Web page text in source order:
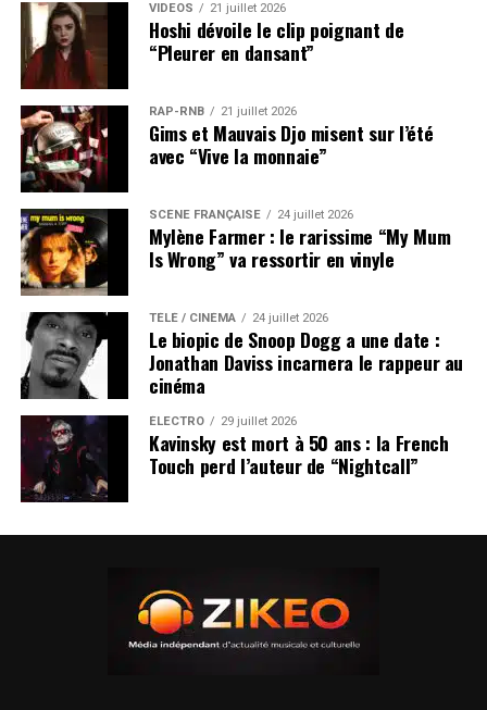
VIDEOS 21 juillet 2026
Hoshi dévoile le clip poignant de
“Pleurer en dansant”
RAP-RNB 21 juillet 2026
Gims et Mauvais Djo misent sur l’été
avec “Vive la monnaie”
SCÈNE FRANÇAISE 24 juillet 2026
Mylène Farmer : le rarissime “My Mum
Is Wrong” va ressortir en vinyle
TÉLÉ / CINÉMA 24 juillet 2026
Le biopic de Snoop Dogg a une date :
Jonathan Daviss incarnera le rappeur au
cinéma
ÉLECTRO 29 juillet 2026
Kavinsky est mort à 50 ans : la French
Touch perd l’auteur de “Nightcall”